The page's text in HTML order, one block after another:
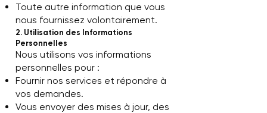
Toute autre information que vous
nous fournissez volontairement.
2. Utilisation des Informations
Personnelles
Nous utilisons vos informations
personnelles pour :
Fournir nos services et répondre à
vos demandes.
Vous envoyer des mises à jour, des